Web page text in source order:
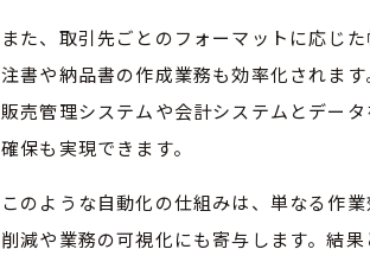
また、取引先ごとのフォーマットに応じ
注書や納品書の作成業務も効率化されま
販売管理システムや会計システムとデー
確保も実現できます。
このような自動化の仕組みは、単なる作
削減や業務の可視化にも寄与します。結